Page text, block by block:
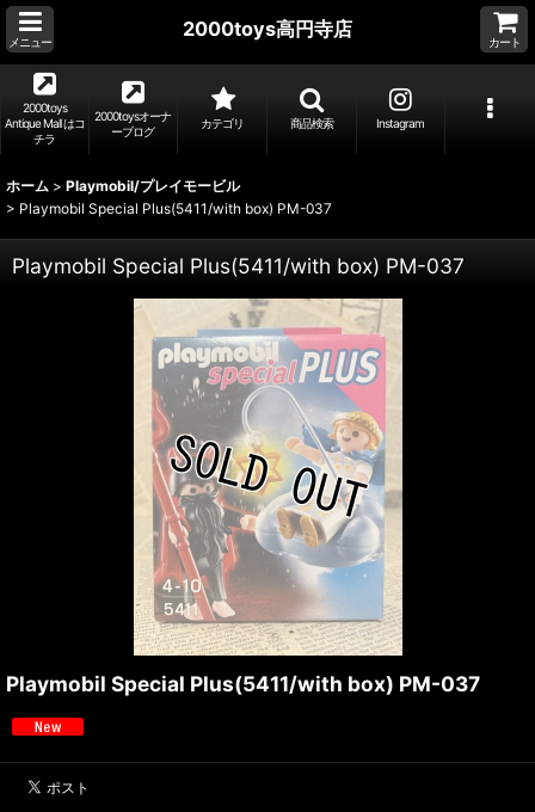
メニュー
2000toys高円寺店
カート
2000toys
Antique Mall はコ
チラ
2000toysオーナ
ーブログ
カテゴリ 商品検索 Instagram
ホーム > Playmobil/プレイモービル
> Playmobil Special Plus(5411/with box) PM-037
Playmobil Special Plus(5411/with box) PM-037
Playmobil Special Plus(5411/with box) PM-037